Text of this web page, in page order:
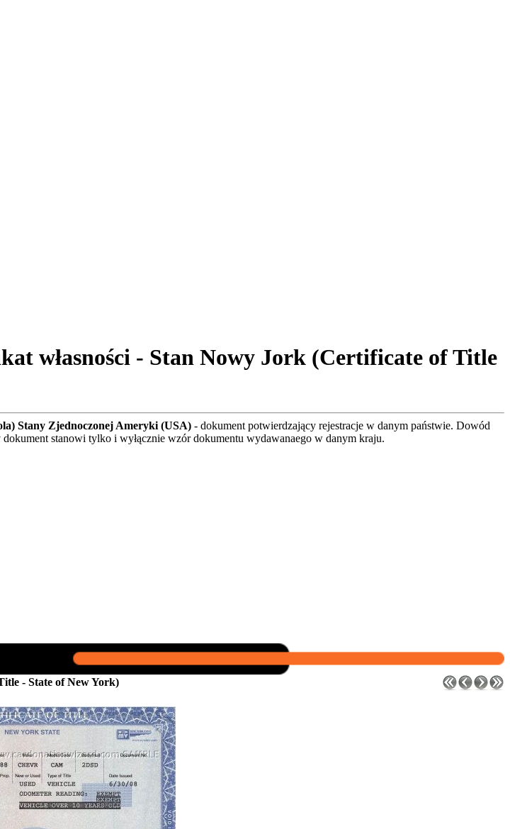
własności - Stan Nowy Jork (Certificate of Title
Stany Zjednoczonej Ameryki (USA) - dokument potwierdzający rejestracje w danym państwie. Dowód
stanowi tylko i wyłącznie wzór dokumentu wydawanaego w danym kraju.
- State of New York)